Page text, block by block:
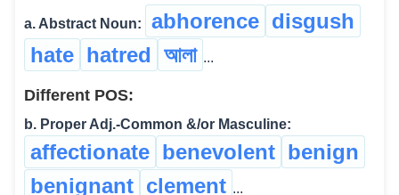
a. Abstract Noun: abhorence disgush
hate hatred আলা ...
Different POS:
b. Proper Adj.-Common &/or Masculine:
affectionate benevolent benign
benignant clement ...